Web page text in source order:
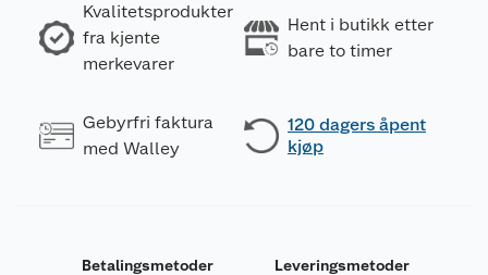
Kvalitetsprodukter
fra kjente
merkevarer
Hent i butikk etter
bare to timer
Gebyrfri faktura
med Walley
120 dagers åpent
kjøp
Betalingsmetoder Leveringsmetoder